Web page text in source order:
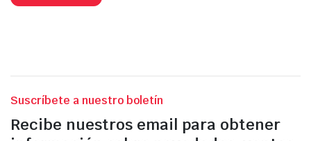
Suscríbete a nuestro boletín
Recibe nuestros email para obtener